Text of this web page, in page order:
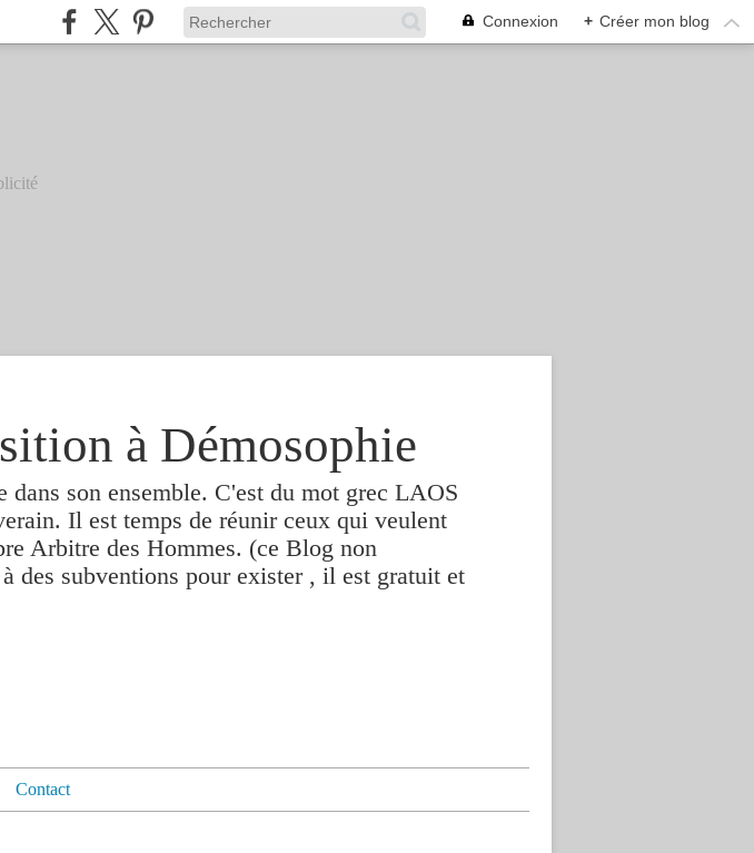
Connexion + Créer mon blog
à Démosophie
son ensemble. C'est du mot grec LAOS
Il est temps de réunir ceux qui veulent
Arbitre des Hommes. (ce Blog non
des subventions pour exister , il est gratuit et
Contact